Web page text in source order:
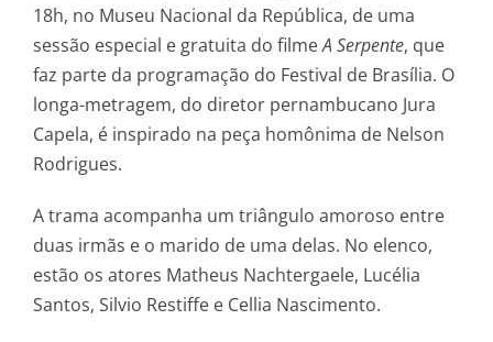
18h, no Museu Nacional da República, de uma
sessão especial e gratuita do filmeA Serpente, que
faz parte da programação do Festival de Brasília. O
longa-metragem, do diretor pernambucano Jura
Capela, é inspirado na peça homônima de Nelson
Rodrigues.
A trama acompanha um triângulo amoroso entre
duas irmãs e o marido de uma delas. No elenco,
estão os atores Matheus Nachtergaele, Lucélia
Santos, Silvio Restiffe e Cellia Nascimento.